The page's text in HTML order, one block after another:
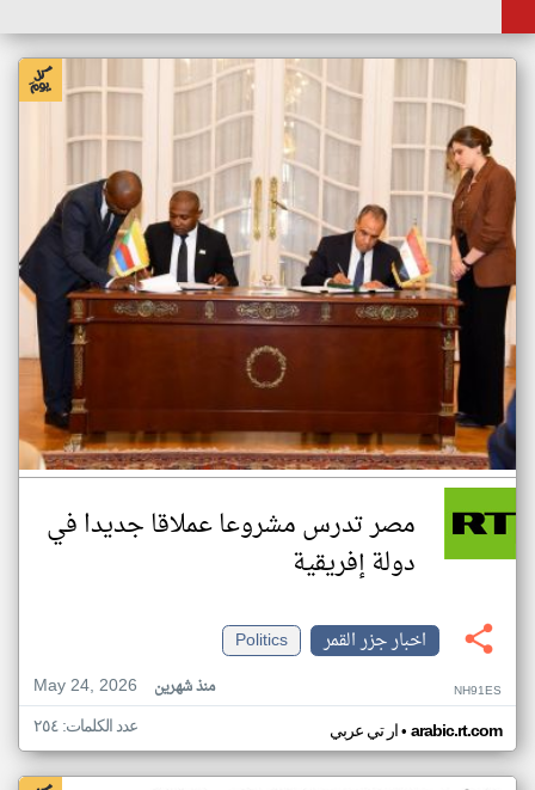
مصر تدرس مشروعا عملاقا جديدا في
دولة إفريقية
اخبار جزر القمر
Politics
May 24, 2026
منذ شهرين NH91ES
ار تي عربي• arabic.rt.com عدد الكلمات: ٢٥٤